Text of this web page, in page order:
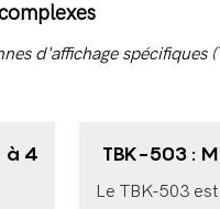
d'affichage
à 4
TBK-503 :
Le TBK-503